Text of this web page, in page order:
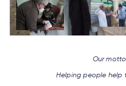
Our motto
Helping people help